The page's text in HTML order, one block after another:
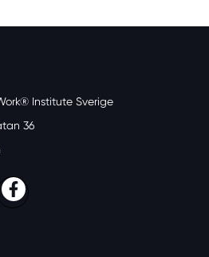
Institute Sverige
36